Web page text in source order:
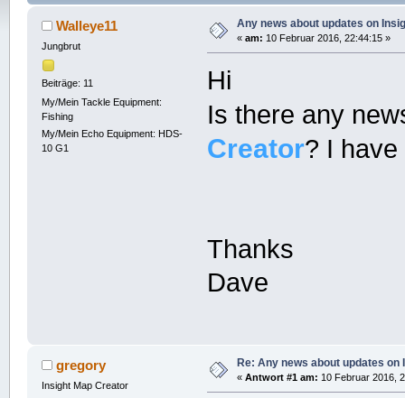
Walleye11
Jungbrut
Beiträge: 11
My/Mein Tackle Equipment:
Fishing
My/Mein Echo Equipment: HDS-
10 G1
Any news about updates on
« am: 10 Februar 2016, 22:44:15 »
Hi
Is there any
Creator? I
Thanks
Dave
gregory
Insight Map Creator
Re: Any news about updates on
« Antwort #1 am: 10 Februar 2016,